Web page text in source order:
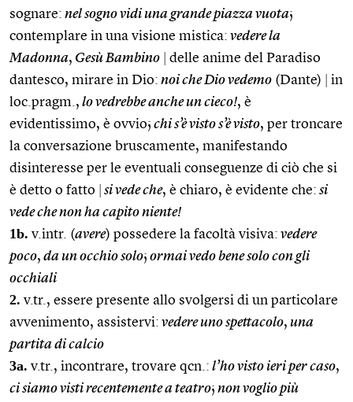
sognare: nel sogno vidi una grande piazza vuota;
contemplare in una visione mistica: vedere la
Madonna, Gesù Bambino
delle anime del Paradiso
dantesco, mirare in Dio: noi che Dio vedemo (Dante)
in
loc.pragm., lo vedrebbe anche un cieco!, è
evidentissimo, è ovvio; chi s’è visto s’è visto, per troncare
la conversazione bruscamente, manifestando
disinteresse per le eventuali conseguenze di ciò che si
è detto o fatto
si vede che, è chiaro, è evidente che: si
vede che non ha capito niente!
1b. v.intr. (avere) possedere la facoltà visiva: vedere
poco, da un occhio solo; ormai vedo bene solo con gli
occhiali
2. v.tr., essere presente allo svolgersi di un particolare
avvenimento, assistervi: vedere uno spettacolo, una
partita di calcio
3a. v.tr., incontrare, trovare qcn.: l’ho visto ieri per caso,
ci siamo visti recentemente a teatro; non voglio più